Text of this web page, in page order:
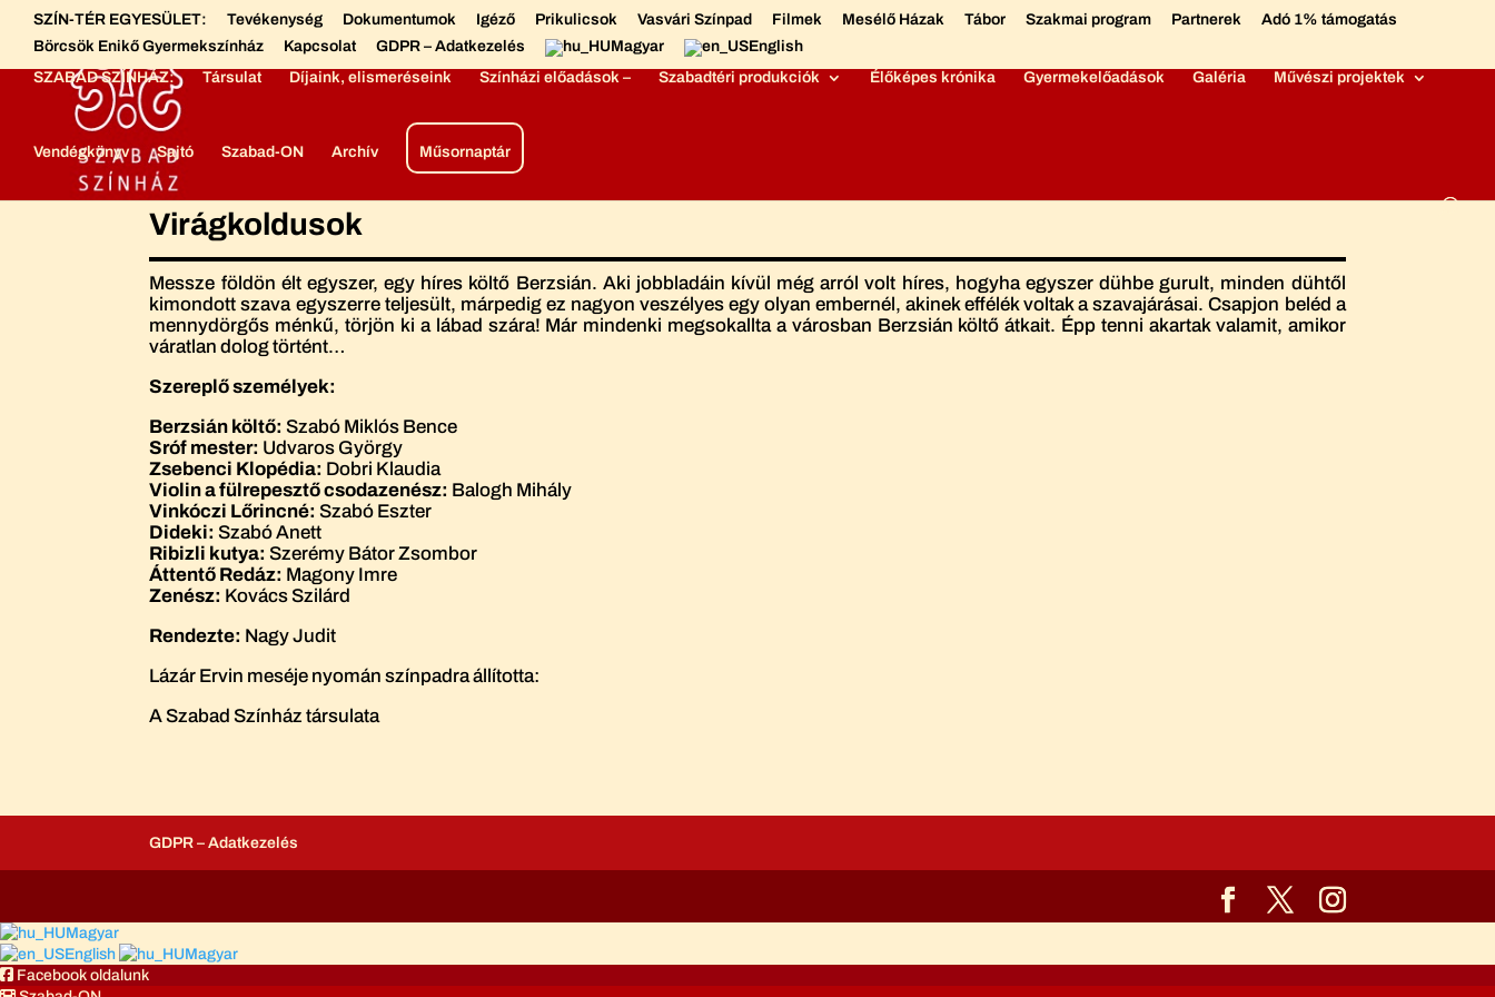
SZÍN-TÉR EGYESÜLET: Tevékenység Dokumentumok Igéző Prikulicsok Vasvári Színpad Filmek Mesélő Házak Tábor Szakmai program Partnerek
Adó 1% támogatás
Börcsök Enikő Gyermekszínház
Kapcsolat GDPR – Adatkezelés Magyar
English
SZABAD SZÍNHÁZ:
Társulat Díjaink, elismeréseink Színházi előadások – Szabadtéri produkciók Élőképes krónika Gyermekelőadások Galéria Művészi projektek
Vendégkönyv Sajtó Szabad-ON Archív Műsornaptár
Virágkoldusok
Messze földön élt egyszer, egy híres költő Berzsián. Aki jobbladáin kívül még arról volt híres, hogyha egyszer dühbe gurult, minden dühtől
kimondott szava egyszerre teljesült, márpedig ez nagyon veszélyes egy olyan embernél, akinek effélék voltak a szavajárásai. Csapjon beléd a
mennydörgős ménkű, törjön ki a lábad szára! Már mindenki megsokallta a városban Berzsián költő átkait. Épp tenni akartak valamit, amikor
váratlan dolog történt…
Szereplő személyek:
Berzsián költő: Szabó Miklós Bence
Sróf mester: Udvaros György
Zsebenci Klopédia: Dobri Klaudia
Violin a fülrepesztő csodazenész: Balogh Mihály
Vinkóczi Lőrincné: Szabó Eszter
Dideki: Szabó Anett
Ribizli kutya: Szerémy Bátor Zsombor
Áttentő Redáz: Magony Imre
Zenész: Kovács Szilárd
Rendezte: Nagy Judit
Lázár Ervin meséje nyomán színpadra állította:
A Szabad Színház társulata
GDPR – Adatkezelés
Magyar
English
Magyar
Facebook oldalunk